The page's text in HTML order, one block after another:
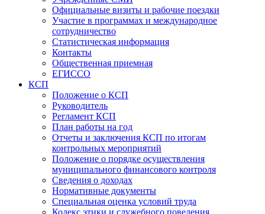
Официальные визиты и рабочие поездки
Участие в программах и международное
сотрудничество
Статистическая информация
Контакты
Общественная приемная
ЕГИССО
КСП
Положение о КСП
Руководитель
Регламент КСП
План работы на год
Отчеты и заключения КСП по итогам
контрольных мероприятий
Положение о порядке осуществления
муниципального финансового контроля
Сведения о доходах
Нормативные документы
Специальная оценка условий труда
Кодекс этики и служебного поведения